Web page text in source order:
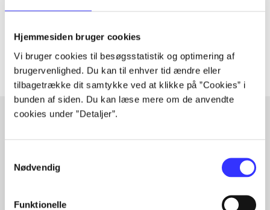
Hjemmesiden bruger cookies
Vi bruger cookies til besøgsstatistik og optimering af
brugervenlighed. Du kan til enhver tid ændre eller
tilbagetrække dit samtykke ved at klikke på ”Cookies” i
bunden af siden. Du kan læse mere om de anvendte
cookies under ”Detaljer”.
Nødvendig
Funktionelle
Artiklerne i handler ofte om
Fra